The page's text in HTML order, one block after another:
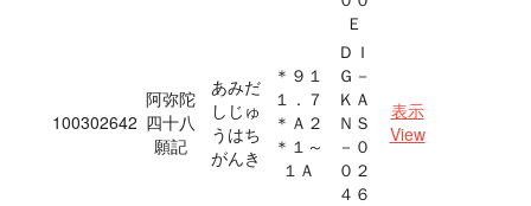
Ｅ
100302642
阿弥陀
四十八
願記
あみだ
しじゅ
うはち
がんき
＊９１
１．７
＊Ａ２
＊１～
１Ａ
ＤＩ
Ｇ－
ＫＡ
ＮＳ
－０
０２
４６
表示
View